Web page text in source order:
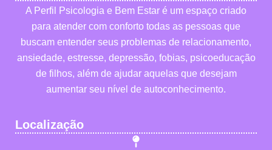
A Perfil Psicologia e Bem Estar é um espaço criado
para atender com conforto todas as pessoas que
buscam entender seus problemas de relacionamento,
ansiedade, estresse, depressão, fobias, psicoeducação
de filhos, além de ajudar aquelas que desejam
aumentar seu nível de autoconhecimento.
Localização